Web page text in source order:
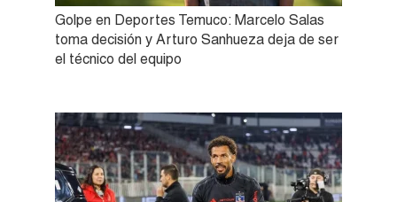
Golpe en Deportes Temuco: Marcelo Salas
toma decisión y Arturo Sanhueza deja de ser
el técnico del equipo